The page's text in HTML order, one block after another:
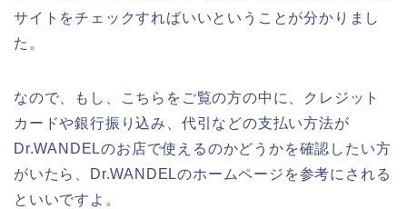
サイトをチェックすればいいということが分かりまし
た。
なので、もし、こちらをご覧の方の中に、クレジット
カードや銀行振り込み、代引などの支払い方法が
Dr.WANDELのお店で使えるのかどうかを確認したい方
がいたら、Dr.WANDELのホームページを参考にされる
といいですよ。